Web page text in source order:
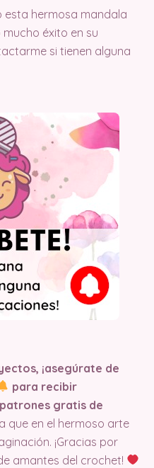
esta hermosa mandala
mucho éxito en su
si tienen alguna
¡asegúrate de
para recibir
gratis de
que en el hermoso arte
¡Gracias por
amantes del crochet!